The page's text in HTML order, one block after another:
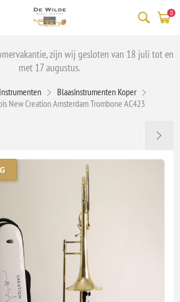
0
zijn wij gesloten van 18 juli tot en
met 17 augustus.
Instrumenten
Blaasinstrumenten Koper
New Creation Amsterdam Trombone AC423